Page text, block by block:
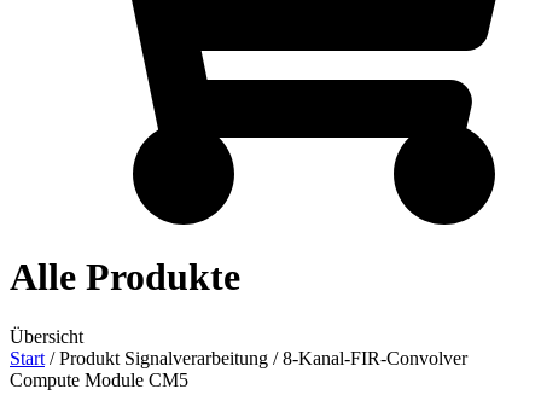
Alle Produkte
Übersicht
Start / Produkt Signalverarbeitung / 8-Kanal-FIR-Convolver
Compute Module CM5